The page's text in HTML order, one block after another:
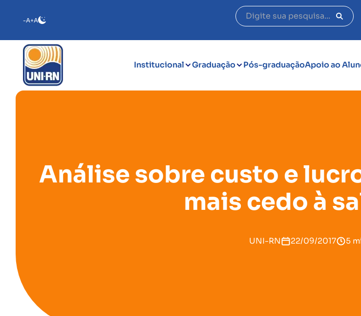
-A+A
Institucional Graduação Pós-graduaçãoApoio ao
Análise sobre custo e
mais cedo à
UNI-RN 22/09/2017 5